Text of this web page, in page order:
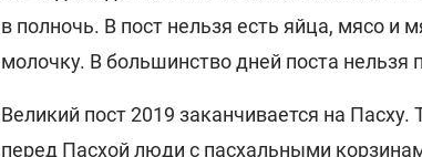
в полночь. В пост нельзя есть яйца, мясо и
молочку. В большинство дней поста нельзя
Великий пост 2019 заканчивается на Пасху.
перед Пасхой люди с пасхальными